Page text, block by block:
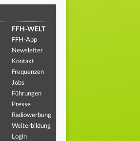
FFH-WELT
FFH-App
Newsletter
Kontakt
Frequenzen
Jobs
Führungen
Presse
Radiowerbung
Weiterbildung
Login